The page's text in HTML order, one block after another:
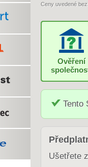
Ceny uvedené bez
Ověření
Tento
Ušetřete